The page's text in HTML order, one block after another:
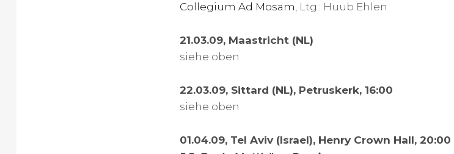
Collegium Ad Mosam, Ltg.: Huub Ehlen
21.03.09, Maastricht (NL)
siehe oben
22.03.09, Sittard (NL), Petruskerk, 16:00
siehe oben
01.04.09, Tel Aviv (Israel), Henry Crown Hall, 20:00